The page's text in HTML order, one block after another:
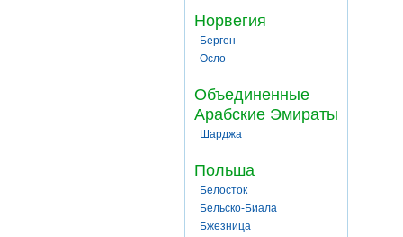
Норвегия
Берген
Осло
Объединенные
Арабские Эмираты
Шарджа
Польша
Белосток
Бельско-Биала
Бжезница